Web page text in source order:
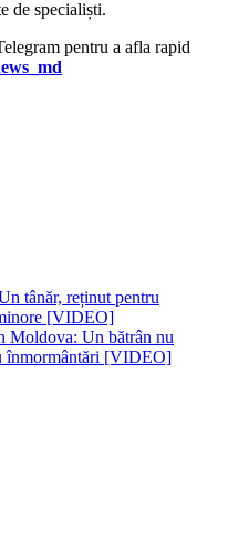
de specialiști.
pentru a afla rapid
tânăr, reținut pentru
[VIDEO]
Moldova: Un bătrân nu
înmormântări [VIDEO]